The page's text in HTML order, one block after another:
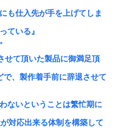
も仕入先が手を上げてしま
ている』
て頂いた製品に御満足頂
、製作着手前に辞退させて
ないということは繁忙期に
対応出来る体制を構築して